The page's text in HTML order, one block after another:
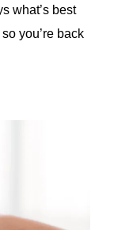
what’s best
you’re back